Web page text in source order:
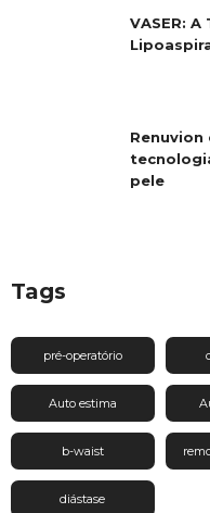
VASER:
Renuvion
pele
Tags
pré-operatório
Auto estima
b-waist
diástase